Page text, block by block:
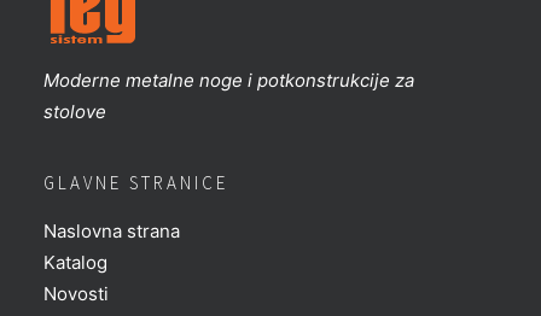
Moderne metalne noge i potkonstrukcije za
stolove
GLAVNE STRANICE
Naslovna strana
Katalog
Novosti